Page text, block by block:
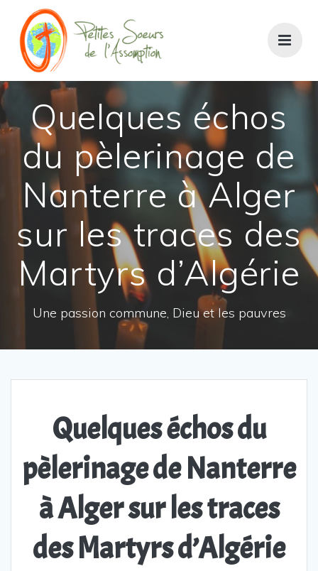
contenu
Quelques échos
du pèlerinage de
Nanterre à Alger
sur les traces des
Martyrs d’Algérie
Une passion commune, Dieu et les pauvres
Quelques échos du
pèlerinage de Nanterre
à Alger sur les traces
des Martyrs d’Algérie